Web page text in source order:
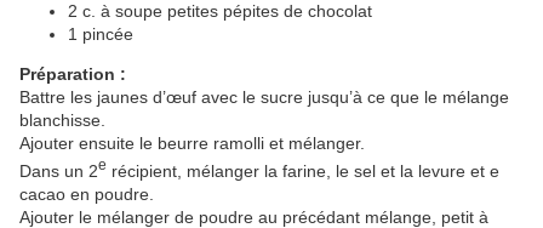
2 c. à soupe petites pépites de chocolat
1 pincée
Préparation :
Battre les jaunes d’œuf avec le sucre jusqu’à ce que le mélange
blanchisse.
Ajouter ensuite le beurre ramolli et mélanger.
Dans un 2e récipient, mélanger la farine, le sel et la levure et e
cacao en poudre.
Ajouter le mélanger de poudre au précédant mélange, petit à